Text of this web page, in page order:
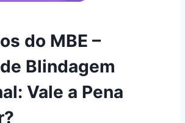
do MBE –
Blindagem
Vale a Pena